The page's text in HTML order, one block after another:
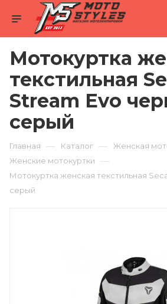
Мотокуртка
текстильная
Stream Evo
серый
Главная — Каталог — Женская
Женские мотокуртки —
Мотокуртка женская текстильная
серый